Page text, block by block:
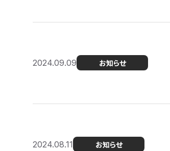
2024.09.09 お知らせ
2024.08.11 お知らせ